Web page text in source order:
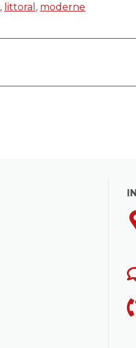
, littoral , moderne